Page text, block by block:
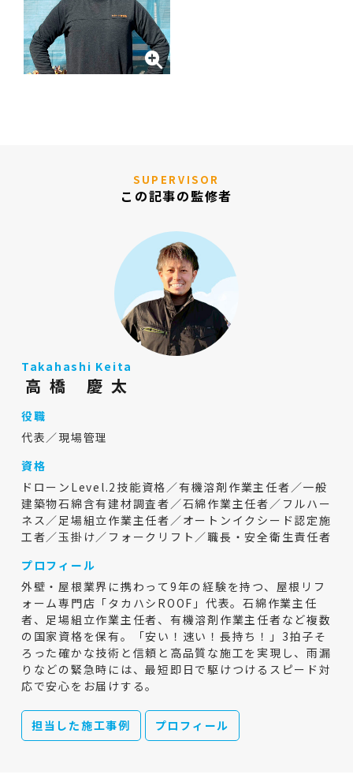
SUPERVISOR
この記事の監修者
高橋 慶太
Takahashi Keita
役職
代表／現場管理
資格
ドローンLevel.2技能資格／有機溶剤作業主任者／一般
建築物石綿含有建材調査者／石綿作業主任者／フルハー
ネス／足場組立作業主任者／オートンイクシード認定施
工者／玉掛け／フォークリフト／職長・安全衛生責任者
プロフィール
外壁・屋根業界に携わって9年の経験を持つ、屋根リフ
ォーム専門店「タカハシROOF」代表。石綿作業主任
者、足場組立作業主任者、有機溶剤作業主任者など複数
の国家資格を保有。「安い！速い！長持ち！」3拍子そ
ろった確かな技術と信頼と高品質な施工を実現し、雨漏
りなどの緊急時には、最短即日で駆けつけるスピード対
応で安心をお届けする。
担当した施工事例 プロフィール